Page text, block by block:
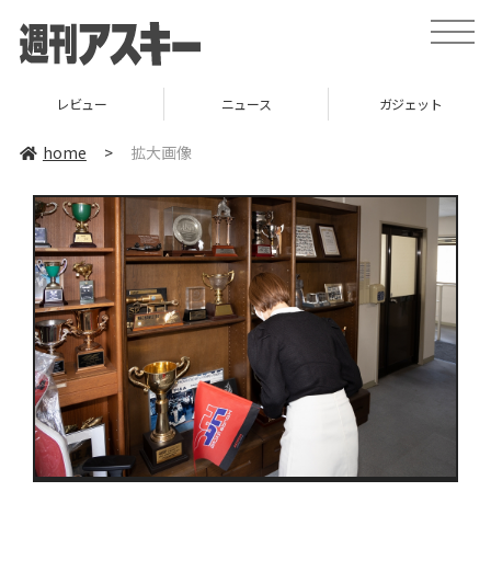
toggle
レビュー ニュース ガジェット
home > 拡大画像